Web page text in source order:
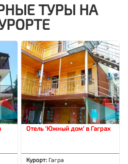
ТУРЫ НА
Отель 'Южный дом' в Гаграх
Курорт: Гагра